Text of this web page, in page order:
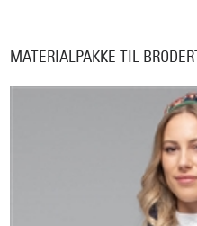
MATERIALPAKKE TIL